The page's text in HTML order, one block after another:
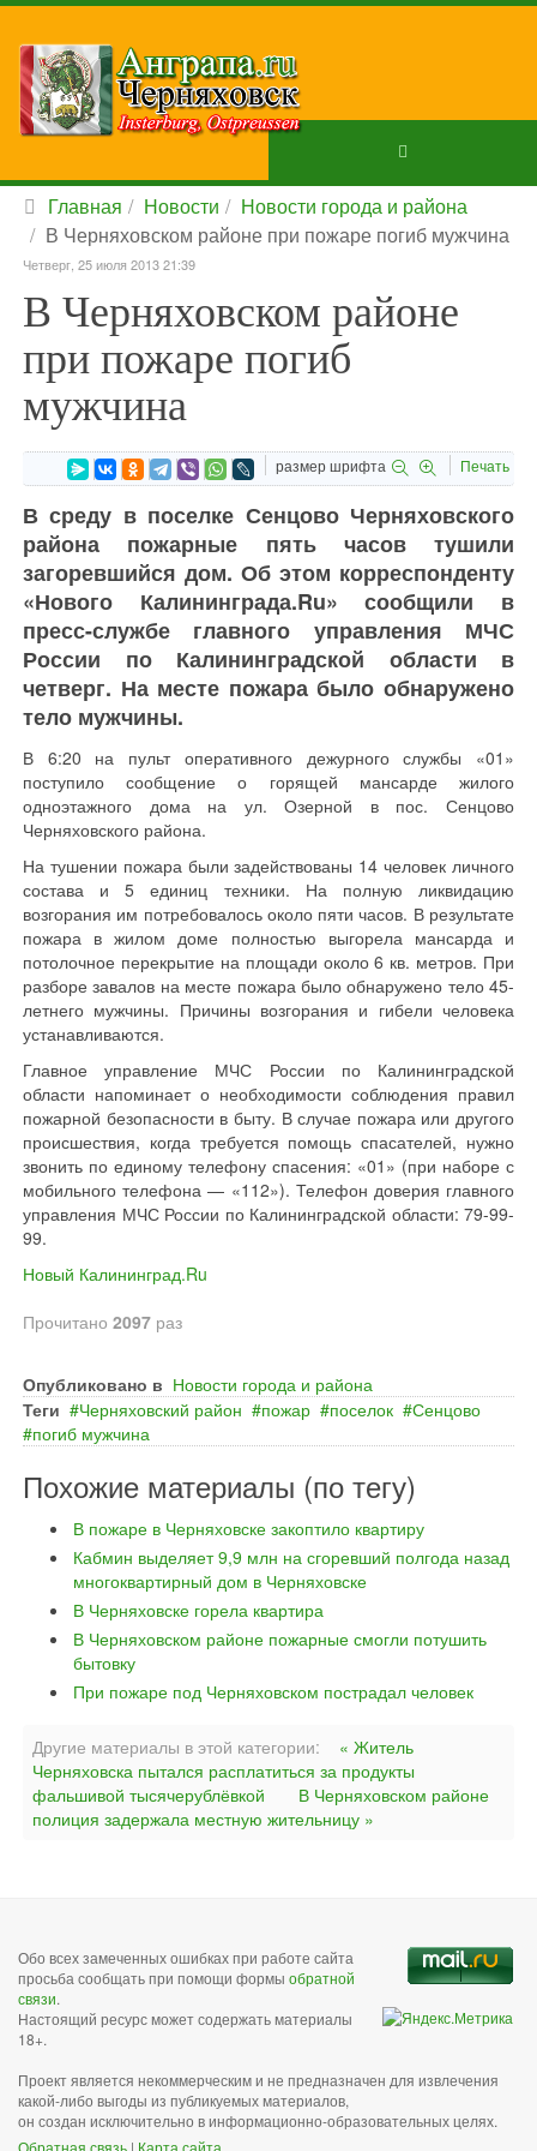
Главная Новости
Новости города и района
В Черняховском районе при пожаре погиб мужчина
Четверг, 25 июля 2013 21:39
В Черняховском районе
при пожаре погиб
мужчина
размер шрифта Печать
В среду в поселке Сенцово Черняховского
района пожарные пять часов тушили
загоревшийся дом. Об этом корреспонденту
«Нового Калининграда.Ru» сообщили в
пресс-службе главного управления МЧС
России по Калининградской области в
четверг. На месте пожара было обнаружено
тело мужчины.
В 6:20 на пульт оперативного дежурного службы «01»
поступило сообщение о горящей мансарде жилого
одноэтажного дома на ул. Озерной в пос. Сенцово
Черняховского района.
На тушении пожара были задействованы 14 человек личного
состава и 5 единиц техники. На полную ликвидацию
возгорания им потребовалось около пяти часов. В результате
пожара в жилом доме полностью выгорела мансарда и
потолочное перекрытие на площади около 6 кв. метров. При
разборе завалов на месте пожара было обнаружено тело 45-
летнего мужчины. Причины возгорания и гибели человека
устанавливаются.
Главное управление МЧС России по Калининградской
области напоминает о необходимости соблюдения правил
пожарной безопасности в быту. В случае пожара или другого
происшествия, когда требуется помощь спасателей, нужно
звонить по единому телефону спасения: «01» (при наборе с
мобильного телефона — «112»). Телефон доверия главного
управления МЧС России по Калининградской области: 79-99-
99.
Новый Калининград.Ru
Прочитано 2097 раз
Опубликовано в Новости города и района
Теги
Черняховский район пожар поселок
Сенцово
погиб мужчина
Похожие материалы (по тегу)
В пожаре в Черняховске закоптило квартиру
Кабмин выделяет 9,9 млн на сгоревший полгода назад
многоквартирный дом в Черняховске
В Черняховске горела квартира
В Черняховском районе пожарные смогли потушить
бытовку
При пожаре под Черняховском пострадал человек
Другие материалы в этой категории:
« Житель
Черняховска пытался расплатиться за продукты
фальшивой тысячерублёвкой
В Черняховском районе
полиция задержала местную жительницу »
Обо всех замеченных ошибках при работе сайта
просьба сообщать при помощи формы обратной
связи.
Настоящий ресурс может содержать материалы
18+.
Проект является некоммерческим и не предназначен для извлечения
какой-либо выгоды из публикуемых материалов,
он создан исключительно в информационно-образовательных целях.
Обратная связь | Карта сайта